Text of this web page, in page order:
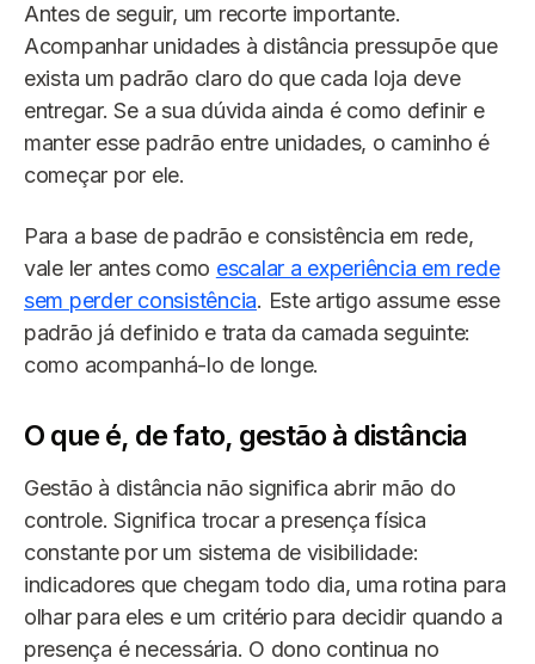
Antes de seguir, um recorte importante.
Acompanhar unidades à distância pressupõe que
exista um padrão claro do que cada loja deve
entregar. Se a sua dúvida ainda é como definir e
manter esse padrão entre unidades, o caminho é
começar por ele.
Para a base de padrão e consistência em rede,
vale ler antes como escalar a experiência em rede
sem perder consistência. Este artigo assume esse
padrão já definido e trata da camada seguinte:
como acompanhá-lo de longe.
O que é, de fato, gestão à distância
Gestão à distância não significa abrir mão do
controle. Significa trocar a presença física
constante por um sistema de visibilidade:
indicadores que chegam todo dia, uma rotina para
olhar para eles e um critério para decidir quando a
presença é necessária. O dono continua no